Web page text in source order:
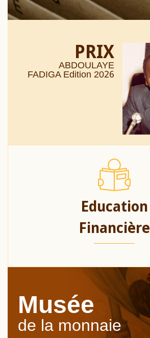
PRIX
ABDOULAYE
FADIGA Edition 2026
Education
Financière
Musée
de la monnaie